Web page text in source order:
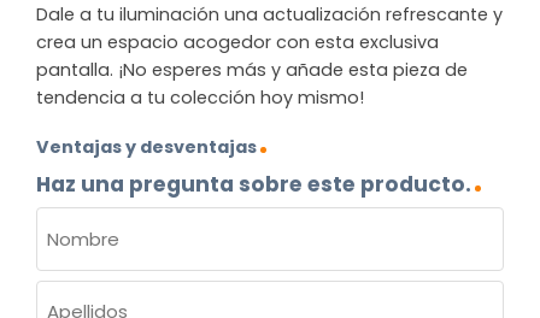
Dale a tu iluminación una actualización refrescante y
crea un espacio acogedor con esta exclusiva
pantalla. ¡No esperes más y añade esta pieza de
tendencia a tu colección hoy mismo!
Ventajas y desventajas
Haz una pregunta sobre este producto.
(OBLIGATORIO)
Nombre